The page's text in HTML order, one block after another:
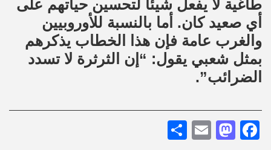
طاغية لا يفعل شيئاً لتحسين حياتهم على
أي صعيد كان. أما بالنسبة للأوروبيين
والغرب عامة فإن هذا الخطاب يذكرهم
بمثل شعبي يقول: “إن الثرثرة لا تسدد
الضرائب”.
Facebook
Mastodon
Email